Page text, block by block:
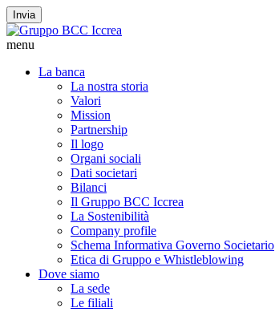
Invia
menu
La banca
La nostra storia
Valori
Mission
Partnership
Il logo
Organi sociali
Dati societari
Bilanci
Il Gruppo BCC Iccrea
La Sostenibilità
Company profile
Schema Informativa Governo Societario
Etica di Gruppo e Whistleblowing
Dove siamo
La sede
Le filiali